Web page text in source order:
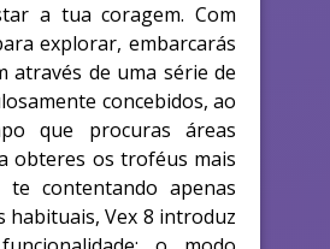
a tua coragem. Com
explorar, embarcarás
através de uma série de
concebidos, ao
que procuras áreas
obteres os troféus mais
te contentando apenas
habituais, Vex 8 introduz